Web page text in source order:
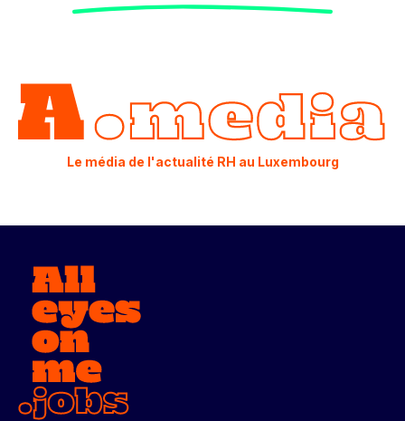
Le média de l'actualité RH au Luxembourg